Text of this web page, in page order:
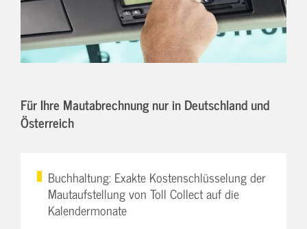
Für Ihre Mautabrechnung nur in Deutschland und
Österreich
Buchhaltung: Exakte Kostenschlüsselung der
Mautaufstellung von Toll Collect auf die
Kalendermonate